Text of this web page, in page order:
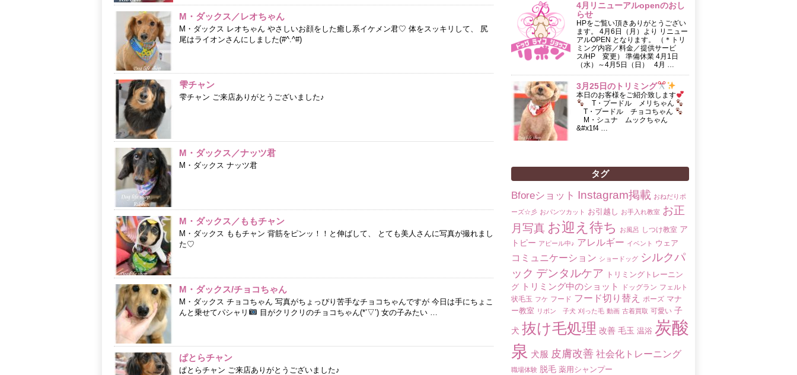
M・ダックス／レオちゃん
M・ダックス レオちゃん やさしいお顔をした癒し系イケメン君♡ 体をスッキリして、 尻
尾はライオンさんにしました(#^.^#)
雫チャン
雫チャン ご来店ありがとうございました♪
M・ダックス／ナッツ君
M・ダックス ナッツ君
M・ダックス／ももチャン
M・ダックス ももチャン 背筋をピンッ！！と伸ばして、 とても美人さんに写真が撮れまし
た♡
M・ダックス/チョコちゃん
M・ダックス チョコちゃん 写真がちょっぴり苦手なチョコちゃんですが 今日は手にちょこ
んと乗せてパシャリ
目がクリクリのチョコちゃん(*’▽’) 女の子みたい …
ぱとらチャン
ぱとらチャン ご来店ありがとうございました♪
4月リニューアルopenのおし
らせ
HPをご覧い頂きありがとうござい
ます。 4月6日（月）より リニュー
アルOPEN となります。 （＊トリ
ミング内容／料金／提供サービ
ス/HP 変更） 準備休業 4月1日
（水）～4月5日（日） 4月 …
3月25日のトリミング
本日のお客様をご紹介致します
T・プードル メリちゃん
T・プードル チョコちゃん
M・シュナ ムックちゃん
&#x1f4 …
タグ
Bforeショット Instagram掲載 おねだりポ
ーズ☆彡 おパンツカット お引越し お手入れ教室 お正
月写真 お迎え待ち お風呂 しつけ教室 ア
トピー アピール中♪ アレルギー イベント ウェア
コミュニケーション ショードッグ シルクパ
ック デンタルケア
トリミングトレーニン
グ トリミング中のショット ドッグラン フェルト
状毛玉 フケ フード フード切り替え ポーズ マナ
ー教室 リボン 子犬 刈った毛 動画 古着買取 可愛い 子
犬 抜け毛処理 改善 毛玉 温浴 炭酸
泉 犬服 皮膚改善 社会化トレーニング
職場体験 脱毛 薬用シャンプー